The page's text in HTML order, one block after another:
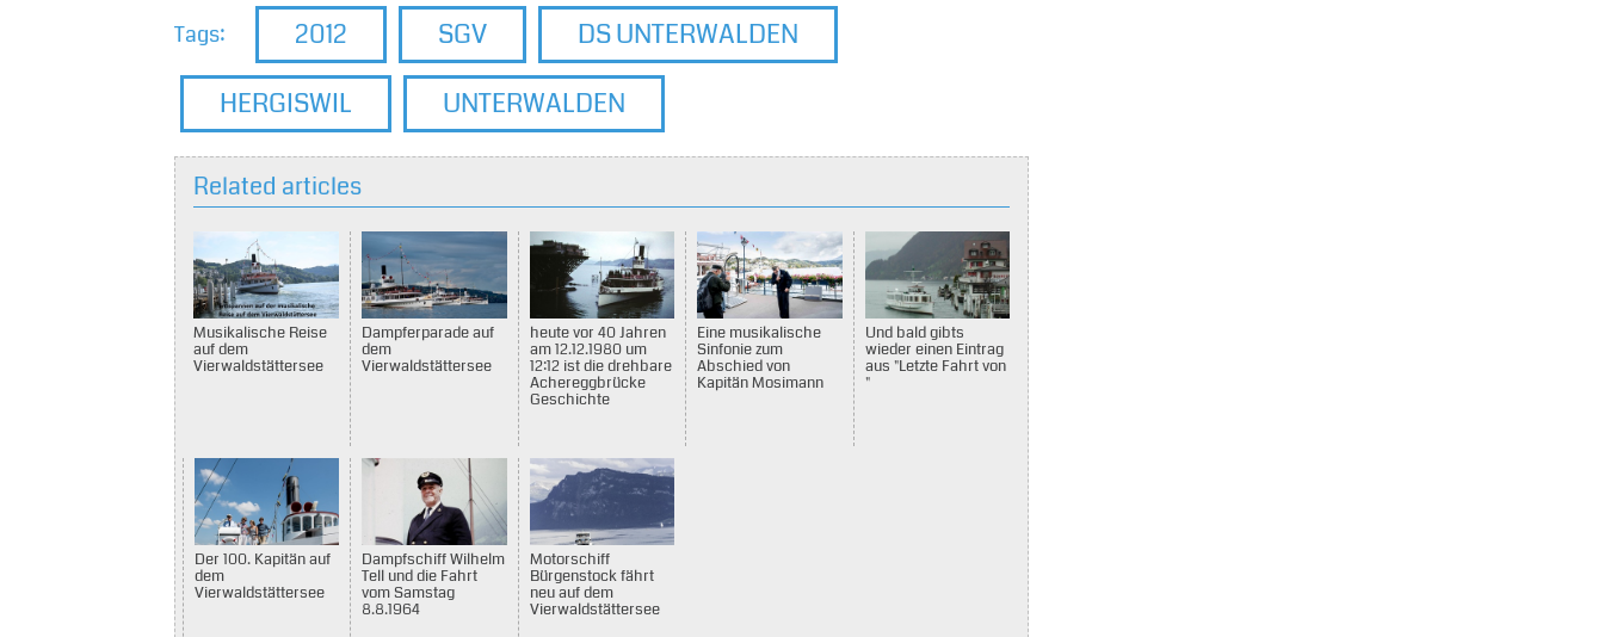
Tags: 2012 SGV
DS UNTERWALDEN
HERGISWIL
UNTERWALDEN
Related articles
Musikalische Reise
auf dem
Vierwaldstättersee
Dampferparade auf
dem
Vierwaldstättersee
heute vor 40 Jahren
am 12.12.1980 um
12:12 ist die drehbare
Achereggbrücke
Geschichte
Eine musikalische
Sinfonie zum
Abschied von
Kapitän Mosimann
Und bald gibts
wieder einen Eintrag
aus "Letzte Fahrt von
"
Der 100. Kapitän auf
dem
Vierwaldstättersee
Dampfschiff Wilhelm
Tell und die Fahrt
vom Samstag
8.8.1964
Motorschiff
Bürgenstock fährt
neu auf dem
Vierwaldstättersee